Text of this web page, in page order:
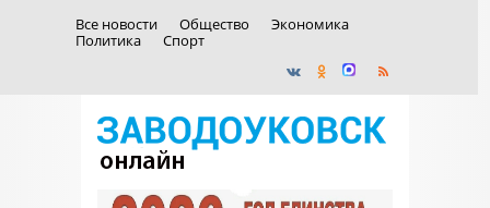
Все новости Общество
Экономика
Политика
Спорт